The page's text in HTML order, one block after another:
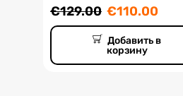
€129.00 €110.00
Добавить в
корзину